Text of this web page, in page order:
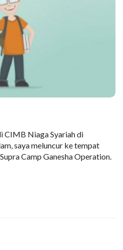
CIMB Niaga Syariah di
saya meluncur ke tempat
Camp Ganesha Operation.